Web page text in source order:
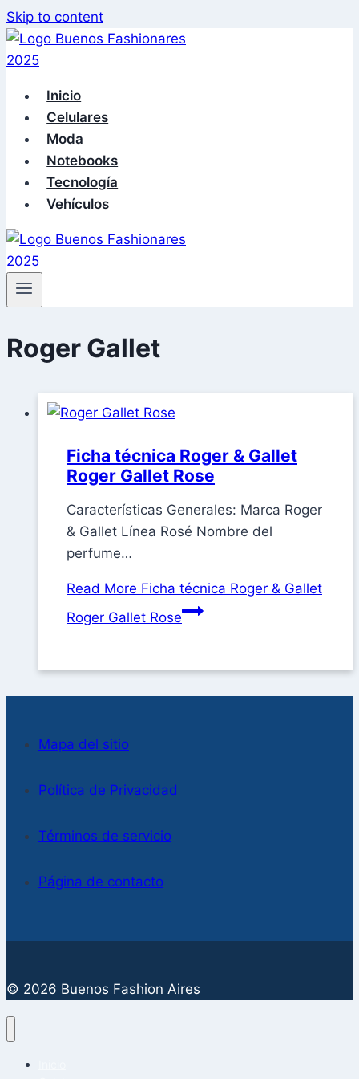
Skip to content
Inicio
Celulares
Moda
Notebooks
Tecnología
Vehículos
Roger Gallet
Ficha técnica Roger & Gallet
Roger Gallet Rose
Características Generales: Marca Roger
& Gallet Línea Rosé Nombre del
perfume…
Read More Ficha técnica Roger & Gallet
Roger Gallet Rose
Mapa del sitio
Política de Privacidad
Términos de servicio
Página de contacto
© 2026 Buenos Fashion Aires